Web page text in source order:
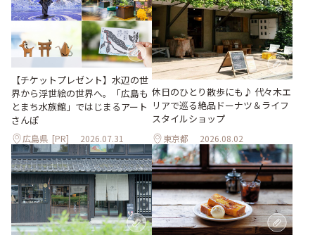
【チケットプレゼント】水辺の世
界から浮世絵の世界へ。「広島も
とまち水族館」ではじまるアート
さんぽ
広島県 [PR] 2026.07.31
休日のひとり散歩にも♪ 代々木エ
リアで巡る絶品ドーナツ＆ライフ
スタイルショップ
東京都 2026.08.02